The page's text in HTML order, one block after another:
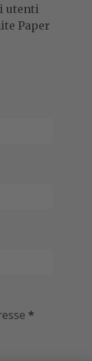
utenti
Paper
*